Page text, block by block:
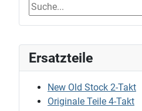
Ersatzteile
New Old Stock 2-Takt
Originale Teile 4-Takt